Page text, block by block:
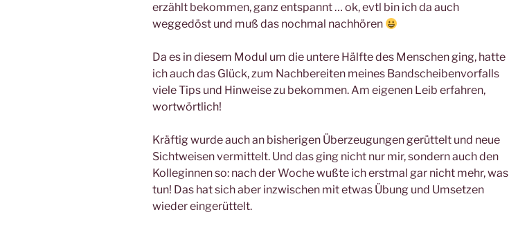
erzählt bekommen, ganz entspannt … ok, evtl bin ich da auch
weggedöst und muß das nochmal nachhören
Da es in diesem Modul um die untere Hälfte des Menschen ging, hatte
ich auch das Glück, zum Nachbereiten meines Bandscheibenvorfalls
viele Tips und Hinweise zu bekommen. Am eigenen Leib erfahren,
wortwörtlich!
Kräftig wurde auch an bisherigen Überzeugungen gerüttelt und neue
Sichtweisen vermittelt. Und das ging nicht nur mir, sondern auch den
Kolleginnen so: nach der Woche wußte ich erstmal gar nicht mehr, was
tun! Das hat sich aber inzwischen mit etwas Übung und Umsetzen
wieder eingerüttelt.